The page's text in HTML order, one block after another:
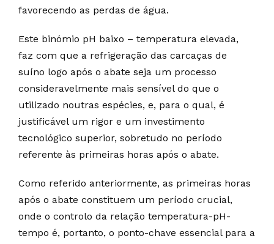
favorecendo as perdas de água.
Este binómio pH baixo – temperatura elevada,
faz com que a refrigeração das carcaças de
suíno logo após o abate seja um processo
consideravelmente mais sensível do que o
utilizado noutras espécies, e, para o qual, é
justificável um rigor e um investimento
tecnológico superior, sobretudo no período
referente às primeiras horas após o abate.
Como referido anteriormente, as primeiras horas
após o abate constituem um período crucial,
onde o controlo da relação temperatura-pH-
tempo é, portanto, o ponto-chave essencial para a